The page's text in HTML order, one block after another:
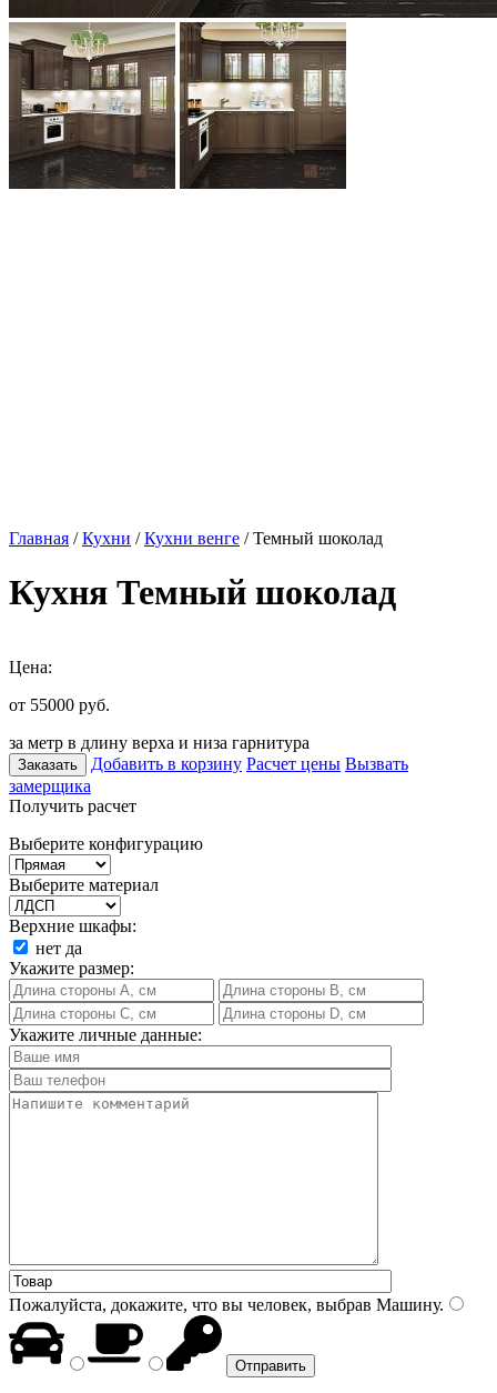
Главная /Кухни /Кухни венге / Темный шоколад
Кухня Темный шоколад
Цена:
от 55000 руб.
за метр в длину верха и низа гарнитура
Заказать Добавить в корзину Расчет цены Вызвать
замерщика
Получить расчет
Выберите конфигурацию
Выберите материал
Верхние шкафы:
нет да
Укажите размер:
Укажите личные данные:
Пожалуйста, докажите, что вы человек, выбрав Машину.